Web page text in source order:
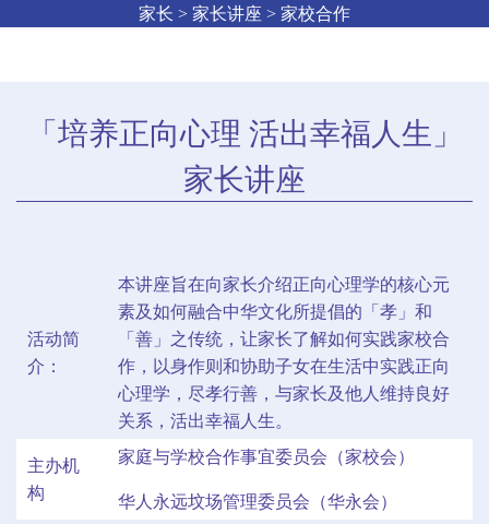
家长 > 家长讲座 > 家校合作
「培养正向心理 活出幸福人生」
家长讲座
活动简
介：
本讲座旨在向家长介绍正向心理学的核心元
素及如何融合中华文化所提倡的「孝」和
「善」之传统，让家长了解如何实践家校合
作，以身作则和协助子女在生活中实践正向
心理学，尽孝行善，与家长及他人维持良好
关系，活出幸福人生。
主办机
构
家庭与学校合作事宜委员会（家校会）
华人永远坟场管理委员会（华永会）